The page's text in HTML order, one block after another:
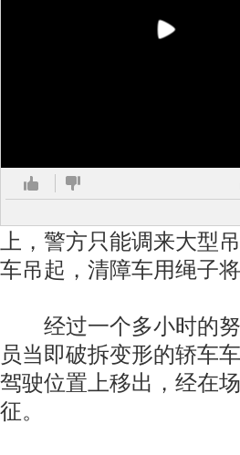
上，警方只能调来大型
车吊起，清障车用绳子
经过一个多小时的努
员当即破拆变形的轿车
驾驶位置上移出，经在
征。